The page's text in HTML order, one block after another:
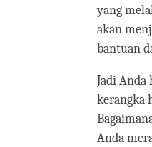
yang
akan
bantuan
Jadi
kerangka
Anda